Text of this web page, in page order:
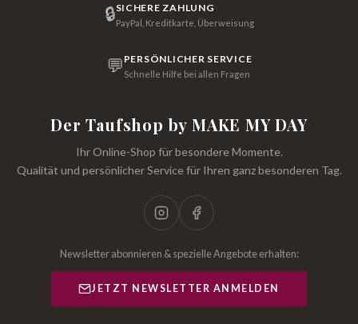
🔒SICHERE ZAHLUNG
PayPal, Kreditkarte, Überweisung
💬 PERSÖNLICHER SERVICE
Schnelle Hilfe bei allen Fragen
Der Taufshop by MAKE MY DAY
Ihr Online-Shop für besondere Momente.
Qualität und persönlicher Service für Ihren ganz besonderen Tag.
Newsletter abonnieren & spezielle Angebote erhalten:
JETZT NEWSLETTER ANMELDEN